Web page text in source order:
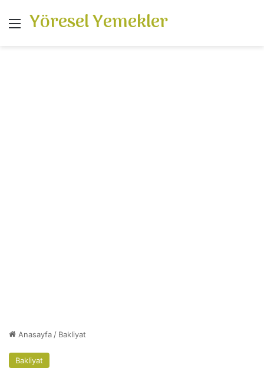
Menü
Yöresel Yemekler
Anasayfa / Bakliyat
Bakliyat